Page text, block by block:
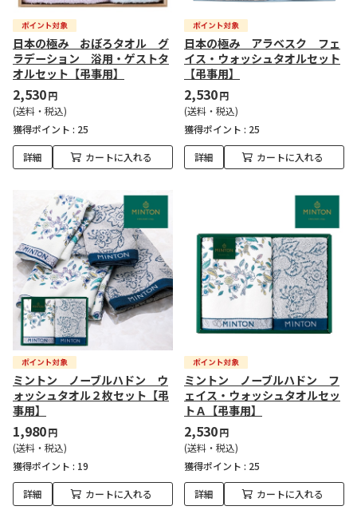
日本の極み おぼろタオル グ
ラデーション 浴用・ゲストタ
オルセット【弔事用】
2,530円
(送料・税込)
獲得ポイント : 25
詳細 カートに入れる
日本の極み アラベスク フェ
イス・ウォッシュタオルセット
【弔事用】
2,530円
(送料・税込)
獲得ポイント : 25
詳細 カートに入れる
ミントン ノーブルハドン ウ
ォッシュタオル２枚セット【弔
事用】
1,980円
(送料・税込)
獲得ポイント : 19
詳細 カートに入れる
ミントン ノーブルハドン フ
ェイス・ウォッシュタオルセッ
トＡ【弔事用】
2,530円
(送料・税込)
獲得ポイント : 25
詳細 カートに入れる